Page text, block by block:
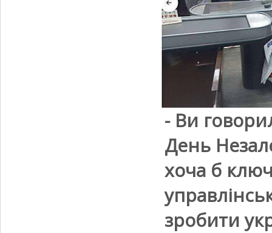
- Ви
День
хоча б
зробити